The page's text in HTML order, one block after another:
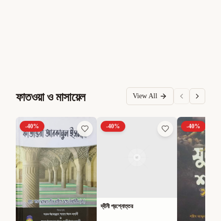
ফাতওয়া ও মাসায়েল View All
-40% -40%
দ্বীনী প্রশ্নোত্তর
-40%